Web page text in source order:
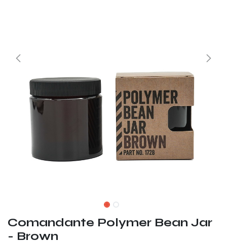
Comandante Polymer Bean Jar
- Brown